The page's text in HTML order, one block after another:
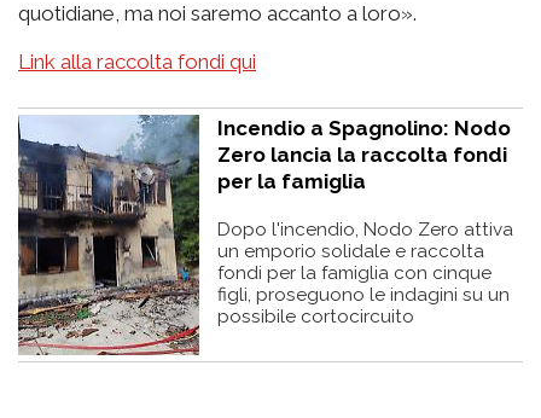
quotidiane, ma noi saremo accanto a loro».
Link alla raccolta fondi qui
Incendio a Spagnolino: Nodo
Zero lancia la raccolta fondi
per la famiglia
Dopo l'incendio, Nodo Zero attiva
un emporio solidale e raccolta
fondi per la famiglia con cinque
figli, proseguono le indagini su un
possibile cortocircuito